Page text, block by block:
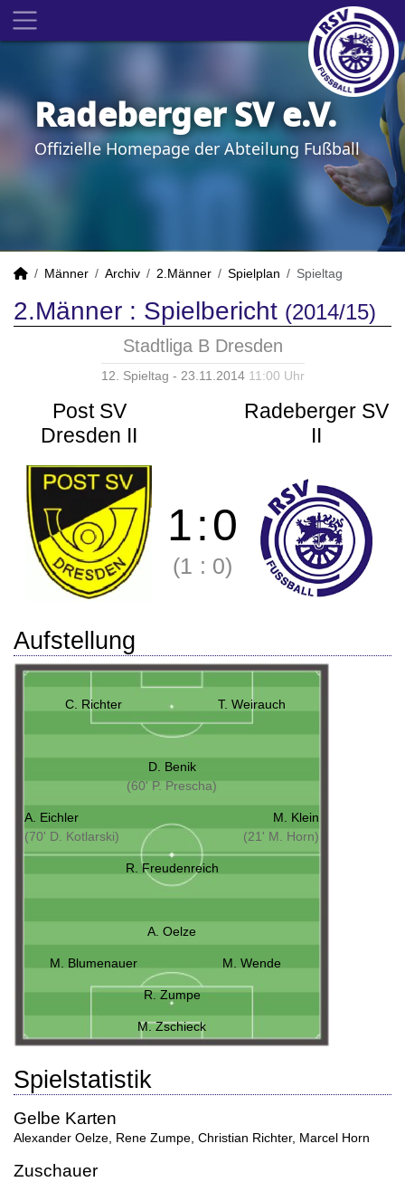
Radeberger SV e.V.
Offizielle Homepage der Abteilung Fußball
Männer Archiv 2.Männer Spielplan Spieltag
2.Männer : Spielbericht (2014/15)
Stadtliga B Dresden
12. Spieltag - 23.11.2014 11:00 Uhr
Post SV
Dresden II
Radeberger SV
II
1:0
(1 : 0)
Aufstellung
C. Richter T. Weirauch
D. Benik
(60' P. Prescha)
A. Eichler
(70' D. Kotlarski)
M. Klein
(21' M. Horn)
R. Freudenreich
A. Oelze
M. Blumenauer M. Wende
R. Zumpe
M. Zschieck
Spielstatistik
Gelbe Karten
Alexander Oelze Rene Zumpe Christian Richter, Marcel Horn
Zuschauer